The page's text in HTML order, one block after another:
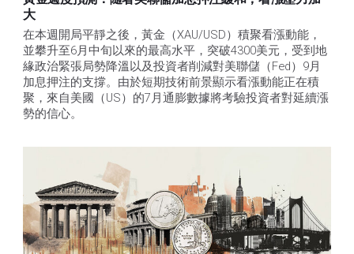
大
在本週開局平靜之後，黃金（XAU/USD）積聚看漲動能，
並攀升至6月中旬以來的最高水平，突破4300美元，受到地
緣政治緊張局勢降溫以及投資者削減對美聯儲（Fed）9月
加息押注的支撐。由於短期技術前景顯示看漲動能正在積
聚，來自美國（US）的7月通膨數據將考驗投資者對延續漲
勢的信心。